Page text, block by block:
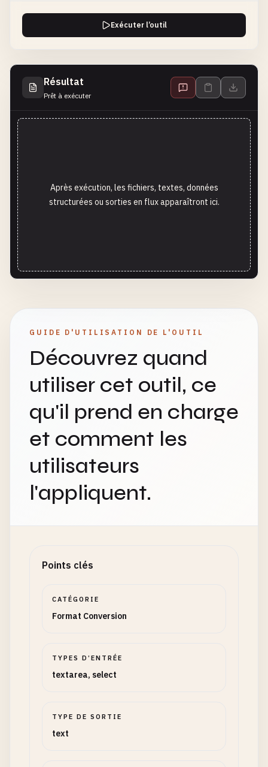
Exécuter l’outil
Résultat
Prêt à exécuter
Après exécution, les fichiers, textes, données
structurées ou sorties en flux apparaîtront ici.
GUIDE D'UTILISATION DE L'OUTIL
Découvrez quand
utiliser cet outil, ce
qu'il prend en charge
et comment les
utilisateurs
l'appliquent.
Points clés
CATÉGORIE
Format Conversion
TYPES D’ENTRÉE
textarea, select
TYPE DE SORTIE
text